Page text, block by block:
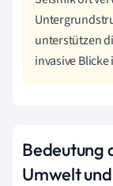
unterstützen
invasive
Bedeutung
Umwelt